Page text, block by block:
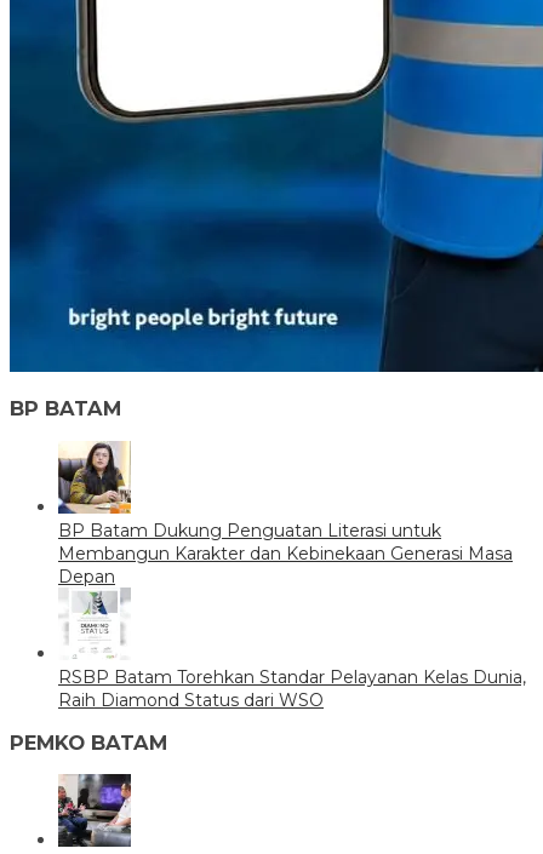
BP BATAM
BP Batam Dukung Penguatan Literasi untuk
Membangun Karakter dan Kebinekaan Generasi Masa
Depan
RSBP Batam Torehkan Standar Pelayanan Kelas Dunia,
Raih Diamond Status dari WSO
PEMKO BATAM